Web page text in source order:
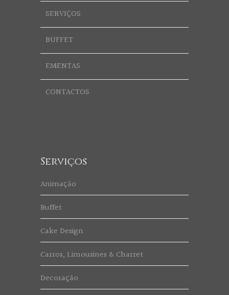
SERVIÇOS
BUFFET
EMENTAS
CONTACTOS
Serviços
Animação
Buffet
Cake Design
Carros, Limousines & Charret
Decoração